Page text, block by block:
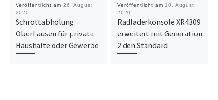
Veröffentlicht am 26. August
2020
Schrottabholung
Oberhausen für private
Haushalte oder Gewerbe
Veröffentlicht am 10. August
2020
Radladerkonsole XR4309
erweitert mit Generation
2 den Standard